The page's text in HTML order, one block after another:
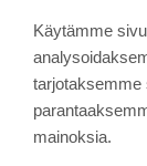
päättynyt
About the
Käyttöehdot
Käytämme
tarjotaksemme
mainoksia.